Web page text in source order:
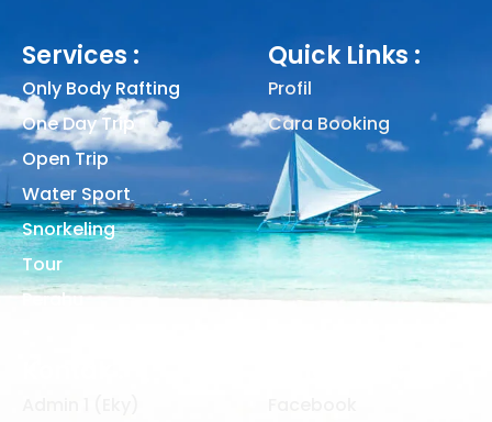
Services :
Only Body Rafting
One Day Trip
Open Trip
Water Sport
Snorkeling
Tour
Perahu
Quick Links :
Profil
Cara Booking